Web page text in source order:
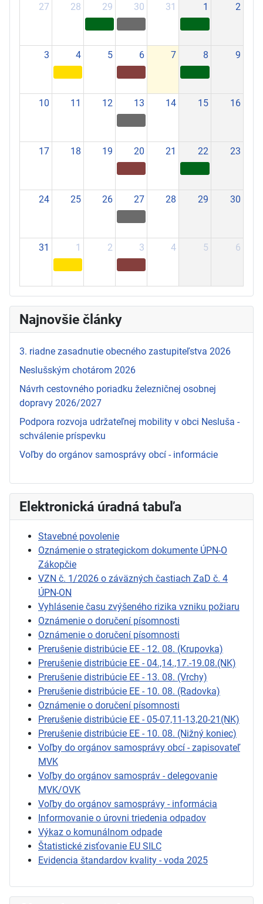
27
28 29 30 31 1 2
3 4 5 6 7 8 9
10 11 12 13 14 15 16
17 18 19 20 21 22 23
24 25 26 27 28 29 30
31 1 2 3 4 5 6
Najnovšie články
3. riadne zasadnutie obecného zastupiteľstva 2026
Neslušským chotárom 2026
Návrh cestovného poriadku železničnej osobnej
dopravy 2026/2027
Podpora rozvoja udržateľnej mobility v obci Nesluša -
schválenie príspevku
Voľby do orgánov samosprávy obcí - informácie
Elektronická úradná tabuľa
Stavebné povolenie
Oznámenie o strategickom dokumente ÚPN-O
Zákopčie
VZN č. 1/2026 o záväzných častiach ZaD č. 4
ÚPN-ON
Vyhlásenie času zvýšeného rizika vzniku požiaru
Oznámenie o doručení písomnosti
Oznámenie o doručení písomnosti
Prerušenie distribúcie EE - 12. 08. (Krupovka)
Prerušenie distribúcie EE - 04.,14.,17.-19.08.(NK)
Prerušenie distribúcie EE - 13. 08. (Vrchy)
Prerušenie distribúcie EE - 10. 08. (Radovka)
Oznámenie o doručení písomnosti
Prerušenie distribúcie EE - 05-07,11-13,20-21(NK)
Prerušenie distribúcie EE - 10. 08. (Nižný koniec)
Voľby do orgánov samosprávy obcí - zapisovateľ
MVK
Voľby do orgánov samospráv - delegovanie
MVK/OVK
Voľby do orgánov samosprávy - informácia
Informovanie o úrovni triedenia odpadov
Výkaz o komunálnom odpade
Štatistické zisťovanie EU SILC
Evidencia štandardov kvality - voda 2025